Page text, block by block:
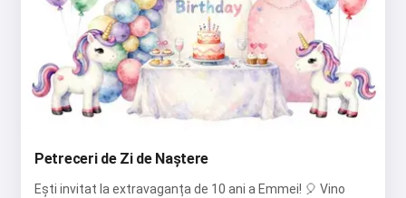
Petreceri de Zi de Naștere
Ești invitat la extravaganța de 10 ani a Emmei! 🎈 Vino